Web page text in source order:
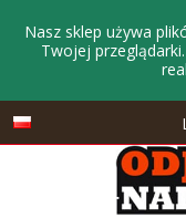
Nasz sklep używa
Twojej